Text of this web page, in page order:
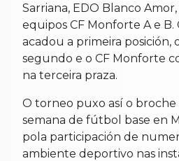
Sarriana, EDO Blanco
equipos CF Monforte A e B.
acadou a primeira posición,
segundo e o CF Monforte
na terceira praza.
O torneo puxo así o
semana de fútbol base en
pola participación de
ambiente deportivo nas